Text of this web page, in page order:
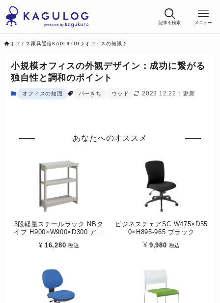
記事を検索 メニュー
オフィス家具通信KAGULOG オフィスの知識
小規模オフィスの外観デザイン：成功に繋がる
独自性と調和のポイント
オフィスの知識 パーきち ウッド 2023.12.22
あなたへのオススメ
3段軽量スチールラック NBタ
イプ H900×W900×D300 アイ
¥ 16,280 税込
ビジネスチェアSC W475×D55
0×H895-965 ブラック
¥ 9,980 税込